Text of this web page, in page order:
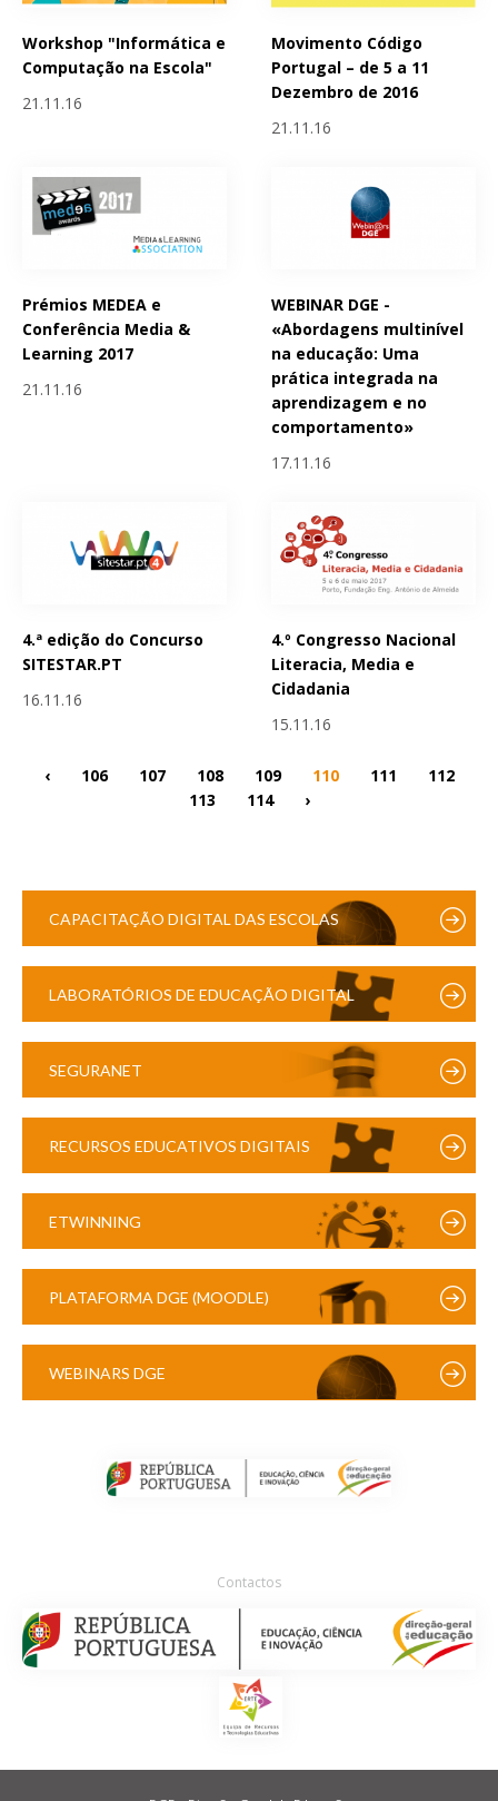
Workshop "Informática e
Computação na Escola"
21.11.16
Movimento Código
Portugal – de 5 a 11
Dezembro de 2016
21.11.16
Prémios MEDEA e
Conferência Media &
Learning 2017
21.11.16
WEBINAR DGE -
«Abordagens multinível
na educação: Uma
prática integrada na
aprendizagem e no
comportamento»
17.11.16
4.ª edição do Concurso
SITESTAR.PT
16.11.16
4.º Congresso Nacional
Literacia, Media e
Cidadania
15.11.16
‹ 106 107 108 109 110 111
112
113
114 ›
CAPACITAÇÃO DIGITAL DAS ESCOLAS
LABORATÓRIOS DE EDUCAÇÃO DIGITAL
SEGURANET
RECURSOS EDUCATIVOS DIGITAIS
ETWINNING
PLATAFORMA DGE (MOODLE)
WEBINARS DGE
Contactos